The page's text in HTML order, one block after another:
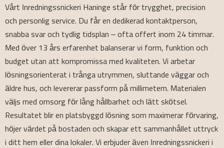
Vårt Inredningssnickeri Haninge står för trygghet, precision
och personlig service. Du får en dedikerad kontaktperson,
snabba svar och tydlig tidsplan – ofta offert inom 24 timmar.
Med över 13 års erfarenhet balanserar vi form, funktion och
budget utan att kompromissa med kvaliteten. Vi arbetar
lösningsorienterat i trånga utrymmen, sluttande väggar och
äldre hus, och levererar passform på millimetern. Materialen
väljs med omsorg för lång hållbarhet och lätt skötsel.
Resultatet blir en platsbyggd lösning som maximerar förvaring,
höjer värdet på bostaden och skapar ett sammanhållet uttryck
i ditt hem eller dina lokaler. Vi erbjuder även Inredningssnickeri i